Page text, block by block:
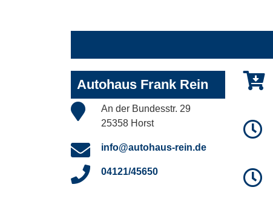
Autohaus Frank Rein
An der Bundesstr. 29
25358 Horst
info@autohaus-rein.de
04121/45650